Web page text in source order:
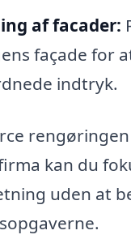
af facader:
façade for
indtryk.
kan du
uden at